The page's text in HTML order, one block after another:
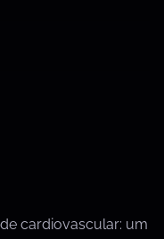
cardiovascular: um